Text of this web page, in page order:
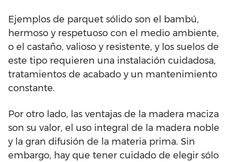
Ejemplos de parquet sólido son el bambú,
hermoso y respetuoso con el medio ambiente,
o el castaño, valioso y resistente, y los suelos de
este tipo requieren una instalación cuidadosa,
tratamientos de acabado y un mantenimiento
constante.
Por otro lado, las ventajas de la madera maciza
son su valor, el uso integral de la madera noble
y la gran difusión de la materia prima. Sin
embargo, hay que tener cuidado de elegir sólo